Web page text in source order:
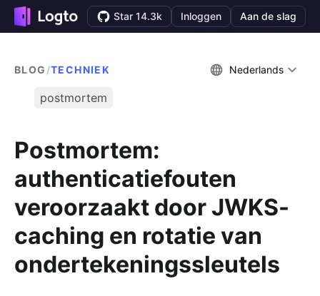
Star 14.3k Inloggen Aan de slag
BLOG /TECHNIEK Nederlands
postmortem
Postmortem:
authenticatiefouten
veroorzaakt door JWKS-
caching en rotatie van
ondertekeningssleutels